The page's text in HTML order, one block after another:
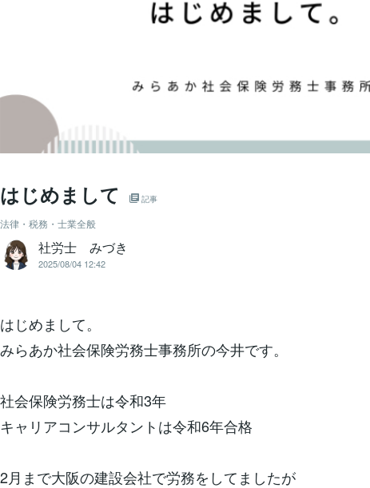
はじめまして 記事
法律・税務・士業全般
社労士 みづき
2025/08/04 12:42
はじめまして。
みらあか社会保険労務士事務所の今井です。
社会保険労務士は令和3年
キャリアコンサルタントは令和6年合格
2月まで大阪の建設会社で労務をしてましたが